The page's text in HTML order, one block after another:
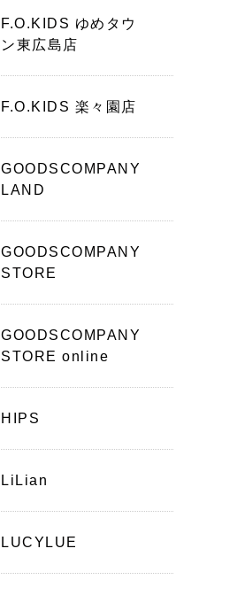
F.O.KIDS ゆめタウ
ン東広島店
F.O.KIDS 楽々園店
GOODSCOMPANY
LAND
GOODSCOMPANY
STORE
GOODSCOMPANY
STORE online
HIPS
LiLian
LUCYLUE